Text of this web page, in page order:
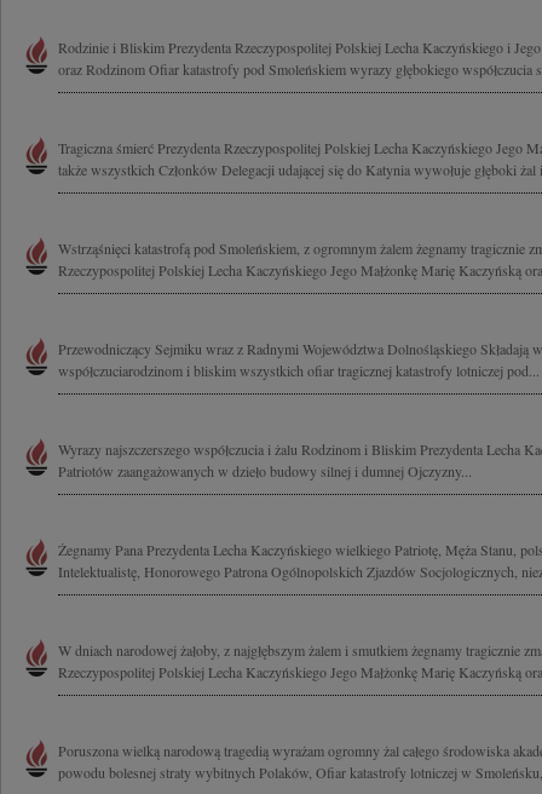
Rodzinie i Bliskim Prezydenta Rzeczypospolitej Polskiej Lecha Kaczyńskiego i
oraz Rodzinom Ofiar katastrofy pod Smoleńskiem wyrazy głębokiego współczucia
Tragiczna śmierć Prezydenta Rzeczypospolitej Polskiej Lecha Kaczyńskiego Jego
także wszystkich Członków Delegacji udającej się do Katynia wywołuje głęboki żal
Wstrząśnięci katastrofą pod Smoleńskiem, z ogromnym żalem żegnamy tragicznie
Rzeczypospolitej Polskiej Lecha Kaczyńskiego Jego Małżonkę Marię Kaczyńską
Przewodniczący Sejmiku wraz z Radnymi Województwa Dolnośląskiego Składają
współczuciarodzinom i bliskim wszystkich ofiar tragicznej katastrofy lotniczej pod...
Wyrazy najszczerszego współczucia i żalu Rodzinom i Bliskim Prezydenta Lecha
Patriotów zaangażowanych w dzieło budowy silnej i dumnej Ojczyzny...
Żegnamy Pana Prezydenta Lecha Kaczyńskiego wielkiego Patriotę, Męża Stanu,
Intelektualistę, Honorowego Patrona Ogólnopolskich Zjazdów Socjologicznych,
W dniach narodowej żałoby, z najgłębszym żalem i smutkiem żegnamy tragicznie
Rzeczypospolitej Polskiej Lecha Kaczyńskiego Jego Małżonkę Marię Kaczyńską
Poruszona wielką narodową tragedią wyrażam ogromny żal całego środowiska
powodu bolesnej straty wybitnych Polaków, Ofiar katastrofy lotniczej w